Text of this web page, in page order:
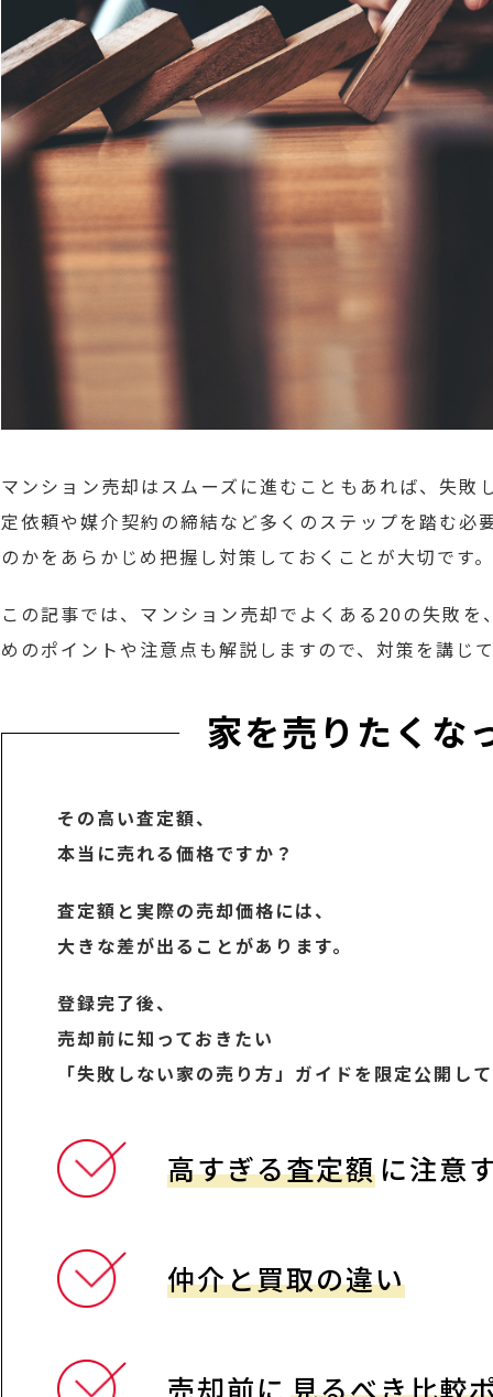
マンション売却はスムーズに進むこともあれば、失
定依頼や媒介契約の締結など多くのステップを踏む
のかをあらかじめ把握し対策しておくことが大切です。
この記事では、マンション売却でよくある20の失敗
めのポイントや注意点も解説しますので、対策を講じ
家を売りたくな
その高い査定額、
本当に売れる価格ですか？
査定額と実際の売却価格には、
大きな差が出ることがあります。
登録完了後、
売却前に知っておきたい
「失敗しない家の売り方」ガイドを限定公開し
高すぎる査定額に注意
仲介と買取の違い
売却前に 見るべき比較